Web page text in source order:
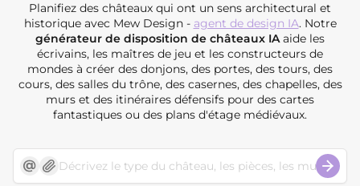
Planifiez des châteaux qui ont un sens architectural et
historique avec Mew Design - agent de design IA. Notre
générateur de disposition de châteaux IAaide les
écrivains, les maîtres de jeu et les constructeurs de
mondes à créer des donjons, des portes, des tours, des
cours, des salles du trône, des casernes, des chapelles, des
murs et des itinéraires défensifs pour des cartes
fantastiques ou des plans d'étage médiévaux.